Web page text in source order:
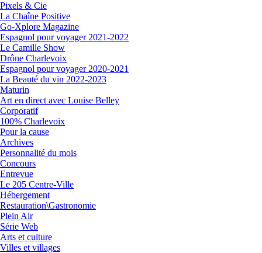
Pixels & Cie
La Chaîne Positive
Go-Xplore Magazine
Espagnol pour voyager 2021-2022
Le Camille Show
Drône Charlevoix
Espagnol pour voyager 2020-2021
La Beauté du vin 2022-2023
Maturin
Art en direct avec Louise Belley
Corporatif
100% Charlevoix
Pour la cause
Archives
Personnalité du mois
Concours
Entrevue
Le 205 Centre-Ville
Hébergement
Restauration\Gastronomie
Plein Air
Série Web
Arts et culture
Villes et villages